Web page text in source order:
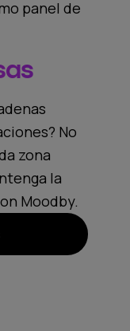
panel de
No
zona
la
Moodby.